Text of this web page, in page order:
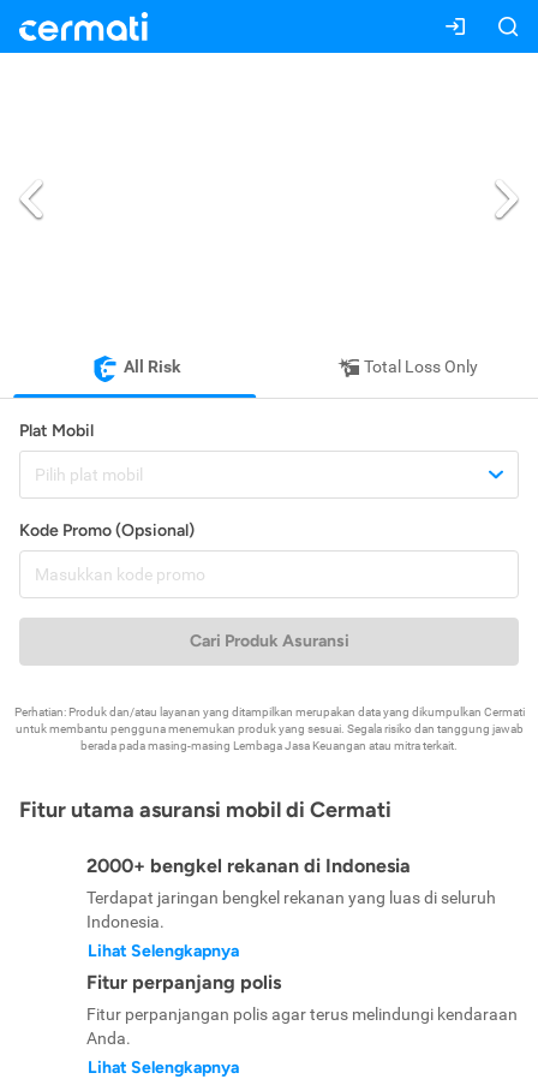
All Risk Total Loss Only
Plat Mobil
Pilih plat mobil
Kode Promo (Opsional)
Cari Produk Asuransi
Perhatian: Produk dan/atau layanan yang ditampilkan merupakan data yang dikumpulkan Cermati
untuk membantu pengguna menemukan produk yang sesuai. Segala risiko dan tanggung jawab
berada pada masing-masing Lembaga Jasa Keuangan atau mitra terkait.
Fitur utama asuransi mobil di Cermati
2000+ bengkel rekanan di Indonesia
Terdapat jaringan bengkel rekanan yang luas di seluruh
Indonesia.
Lihat Selengkapnya
Fitur perpanjang polis
Fitur perpanjangan polis agar terus melindungi kendaraan
Anda.
Lihat Selengkapnya